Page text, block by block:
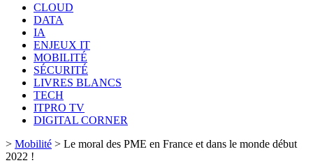
CLOUD
DATA
IA
ENJEUX IT
MOBILITÉ
SÉCURITÉ
LIVRES BLANCS
TECH
ITPRO TV
DIGITAL CORNER
> Mobilité > Le moral des PME en France et dans le monde début
2022 !